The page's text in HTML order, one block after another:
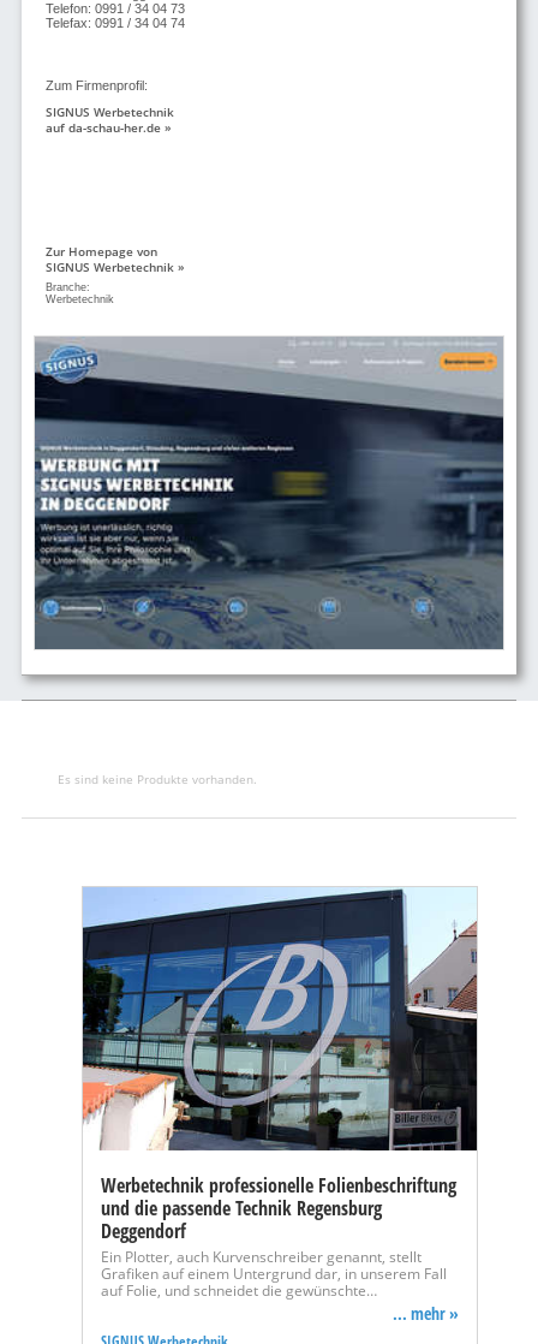
Telefon: 0991 / 34 04 73
Telefax: 0991 / 34 04 74
Zum Firmenprofil:
SIGNUS Werbetechnik
auf da-schau-her.de »
Zur Homepage von
SIGNUS Werbetechnik »
Branche:
Werbetechnik
Es sind keine Produkte vorhanden.
Werbetechnik professionelle Folienbeschriftung
und die passende Technik Regensburg
Deggendorf
Ein Plotter, auch Kurvenschreiber genannt, stellt
Grafiken auf einem Untergrund dar, in unserem Fall
auf Folie, und schneidet die gewünschte…
... mehr »